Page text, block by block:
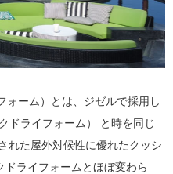
ーム）とは、ジゼルで採用し
ドライフォーム） と時を同じ
れた屋外対候性に優れたクッシ
ドライフォームとほぼ変わら